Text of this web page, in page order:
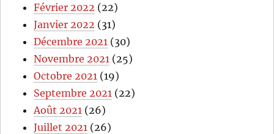
Février 2022 (22)
Janvier 2022 (31)
Décembre 2021 (30)
Novembre 2021 (25)
Octobre 2021 (19)
Septembre 2021 (22)
Août 2021 (26)
Juillet 2021 (26)